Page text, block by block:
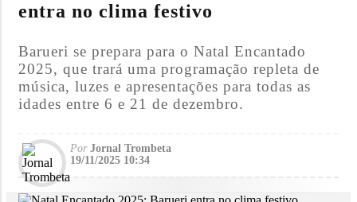
entra no clima festivo
Barueri se prepara para o Natal Encantado
2025, que trará uma programação repleta de
música, luzes e apresentações para todas as
idades entre 6 e 21 de dezembro.
PorJornal Trombeta
19/11/2025 10:34